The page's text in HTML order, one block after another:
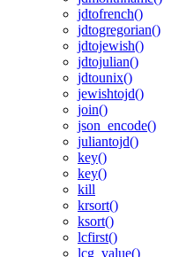
jdtofrench()
jdtogregorian()
jdtojewish()
jdtojulian()
jdtounix()
jewishtojd()
join()
json_encode()
juliantojd()
key()
key()
kill
krsort()
ksort()
lcfirst()
lcg_value()